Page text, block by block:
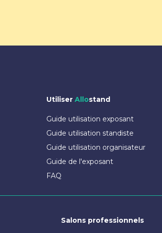
Utiliser Allostand
Guide utilisation exposant
Guide utilisation standiste
Guide utilisation organisateur
Guide de l'exposant
FAQ
Salons professionnels